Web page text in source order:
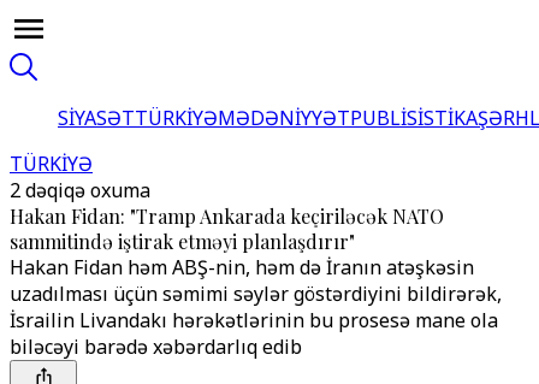
SİYASƏTTÜRKİYƏMƏDƏNİYYƏTPUBLİSİSTİKA
TÜRKİYƏ
2 dəqiqə oxuma
Hakan Fidan: "Tramp Ankarada keçiriləcək NATO
sammitində iştirak etməyi planlaşdırır"
Hakan Fidan həm ABŞ-nin, həm də İranın atəşkəsin
uzadılması üçün səmimi səylər göstərdiyini bildirərək,
İsrailin Livandakı hərəkətlərinin bu prosesə mane ola
biləcəyi barədə xəbərdarlıq edib